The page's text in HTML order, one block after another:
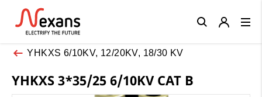
YHKXS 6/10KV, 12/20KV, 18/30 KV
YHKXS 3*35/25 6/10KV CAT B
Close